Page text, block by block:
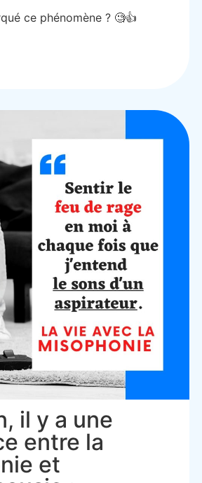
ce phénomène ? 🧐👍
il y a une
entre la
et